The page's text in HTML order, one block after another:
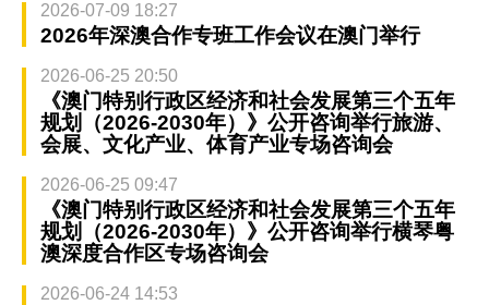
2026-07-09 18:27
2026年深澳合作专班工作会议在澳门举行
2026-06-25 20:50
《澳门特别行政区经济和社会发展第三个五年
规划（2026-2030年）》公开咨询举行旅游、
会展、文化产业、体育产业专场咨询会
2026-06-25 09:47
《澳门特别行政区经济和社会发展第三个五年
规划（2026-2030年）》公开咨询举行横琴粤
澳深度合作区专场咨询会
2026-06-24 14:53